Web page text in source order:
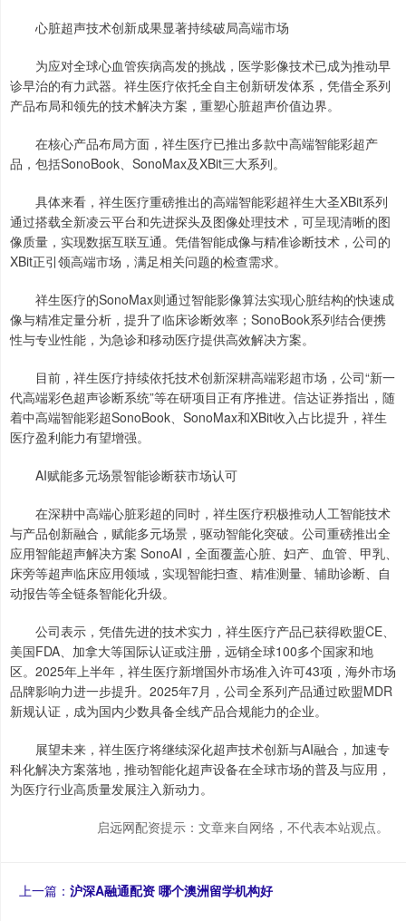
心脏超声技术创新成果显著持续破局高端市场
为应对全球心血管疾病高发的挑战，医学影像技术已成为推动早
诊早治的有力武器。祥生医疗依托全自主创新研发体系，凭借全系列
产品布局和领先的技术解决方案，重塑心脏超声价值边界。
在核心产品布局方面，祥生医疗已推出多款中高端智能彩超产
品，包括SonoBook、SonoMax及XBit三大系列。
具体来看，祥生医疗重磅推出的高端智能彩超祥生大圣XBit系列
通过搭载全新凌云平台和先进探头及图像处理技术，可呈现清晰的图
像质量，实现数据互联互通。凭借智能成像与精准诊断技术，公司的
XBit正引领高端市场，满足相关问题的检查需求。
祥生医疗的SonoMax则通过智能影像算法实现心脏结构的快速成
像与精准定量分析，提升了临床诊断效率；SonoBook系列结合便携
性与专业性能，为急诊和移动医疗提供高效解决方案。
目前，祥生医疗持续依托技术创新深耕高端彩超市场，公司“新一
代高端彩色超声诊断系统”等在研项目正有序推进。信达证券指出，随
着中高端智能彩超SonoBook、SonoMax和XBit收入占比提升，祥生
医疗盈利能力有望增强。
AI赋能多元场景智能诊断获市场认可
在深耕中高端心脏彩超的同时，祥生医疗积极推动人工智能技术
与产品创新融合，赋能多元场景，驱动智能化突破。公司重磅推出全
应用智能超声解决方案 SonoAI，全面覆盖心脏、妇产、血管、甲乳、
床旁等超声临床应用领域，实现智能扫查、精准测量、辅助诊断、自
动报告等全链条智能化升级。
公司表示，凭借先进的技术实力，祥生医疗产品已获得欧盟CE、
美国FDA、加拿大等国际认证或注册，远销全球100多个国家和地
区。2025年上半年，祥生医疗新增国外市场准入许可43项，海外市场
品牌影响力进一步提升。2025年7月，公司全系列产品通过欧盟MDR
新规认证，成为国内少数具备全线产品合规能力的企业。
展望未来，祥生医疗将继续深化超声技术创新与AI融合，加速专
科化解决方案落地，推动智能化超声设备在全球市场的普及与应用，
为医疗行业高质量发展注入新动力。
启远网配资提示：文章来自网络，不代表本站观点。
上一篇： 沪深A融通配资 哪个澳洲留学机构好